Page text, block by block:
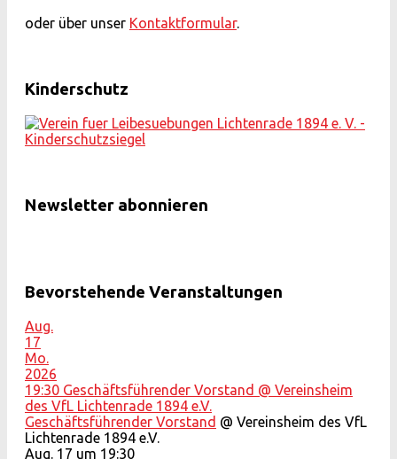
oder über unser Kontaktformular.
Kinderschutz
Newsletter abonnieren
Bevorstehende Veranstaltungen
Aug.
17
Mo.
2026
19:30 Geschäftsführender Vorstand @ Vereinsheim
des VfL Lichtenrade 1894 e.V.
Geschäftsführender Vorstand @ Vereinsheim des VfL
Lichtenrade 1894 e.V.
Aug. 17 um 19:30